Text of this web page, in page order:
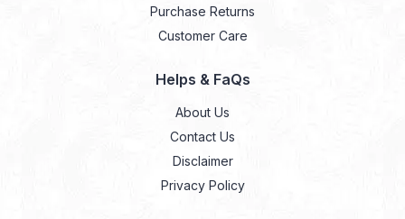
Purchase Returns
Customer Care
Helps & FaQs
About Us
Contact Us
Disclaimer
Privacy Policy